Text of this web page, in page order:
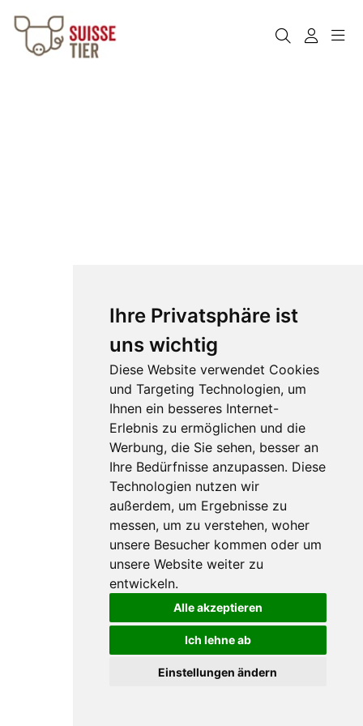
Ihre Privatsphäre ist
uns wichtig
Diese Website verwendet Cookies
und Targeting Technologien, um
Ihnen ein besseres Internet-
Erlebnis zu ermöglichen und die
Werbung, die Sie sehen, besser an
Ihre Bedürfnisse anzupassen. Diese
Technologien nutzen wir
außerdem, um Ergebnisse zu
messen, um zu verstehen, woher
unsere Besucher kommen oder um
unsere Website weiter zu
entwickeln.
Alle akzeptieren
Ich lehne ab
Einstellungen ändern